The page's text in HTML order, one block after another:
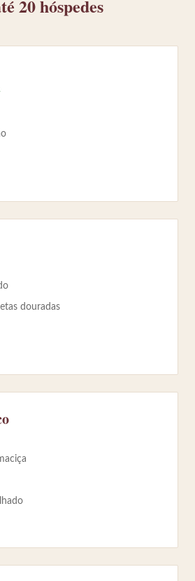
20 hóspedes
douradas